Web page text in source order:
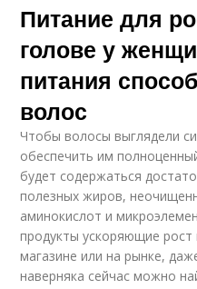
Питание для
голове у
питания
волос
Чтобы волосы выглядели
обеспечить им
будет содержаться
полезных жиров,
аминокислот и
продукты ускоряющие
магазине или на рынке,
наверняка сейчас можно